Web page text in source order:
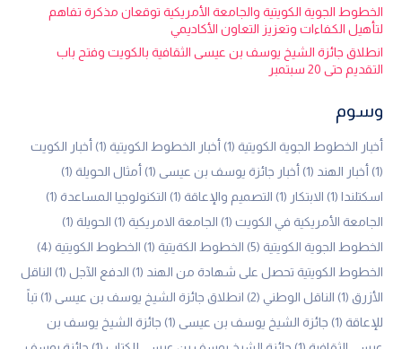
الخطوط الجوية الكويتية والجامعة الأمريكية توقعان مذكرة تفاهم
لتأهيل الكفاءات وتعزيز التعاون الأكاديمي
انطلاق جائزة الشيخ يوسف بن عيسى الثقافية بالكويت وفتح باب
التقديم حتى 20 سبتمبر
وسوم
أخبار الخطوط الجوية الكويتية (1) أخبار الخطوط الكويتية (1)
أخبار الكويت
(1)
أخبار الهند (1) أخبار جائزة يوسف بن عيسى (1) أمثال الحويلة (1)
اسكتلندا (1) الابتكار (1) التصميم والإعاقة (1) التكنولوجيا المساعدة (1)
الجامعة الأمريكية في الكويت (1) الجامعة الامريكية (1) الحويلة (1)
الخطوط الجوية الكويتية (5) الخطوط الكةيتية (1) الخطوط الكويتية (4)
الخطوط الكويتية تحصل على شهادة من الهند (1) الدفع الآجل (1)
الناقل
الأزرق (1) الناقل الوطني (2) انطلاق جائزة الشيخ يوسف بن عيسى (1)
تباً
للإعاقة (1) جائزة الشيخ يوسف بن عيسى (1)
جائزة الشيخ يوسف بن